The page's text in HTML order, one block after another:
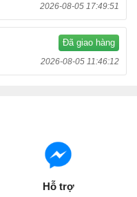
2026-08-05 17:49:51
Đã giao hàng
2026-08-05 11:46:12
Hỗ trợ